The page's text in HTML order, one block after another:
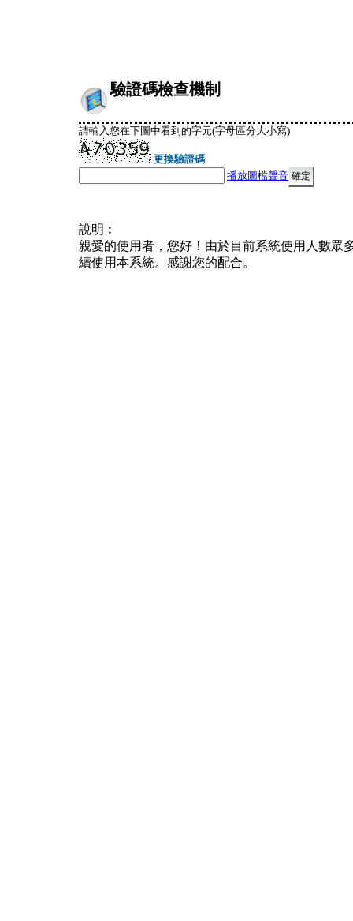
驗證碼檢查機制
請輸入您在下圖中看到的字元(字母區分大小寫)
更換驗證碼
播放圖檔聲音
說明︰
親愛的使用者，您好！由於目前系統使用人數眾
續使用本系統。感謝您的配合。